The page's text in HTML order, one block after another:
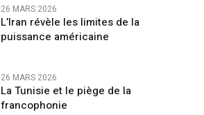
26 MARS 2026
L’Iran révèle les limites de la
puissance américaine
26 MARS 2026
La Tunisie et le piège de la
francophonie